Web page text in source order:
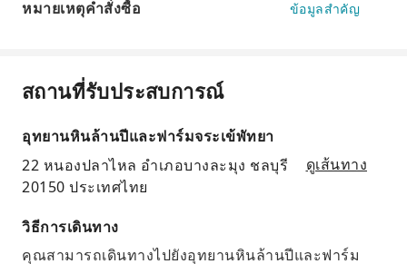
หมายเหตุคำสั่งซื้อ ข้อมูลสำคัญ
สถานที่รับประสบการณ์
อุทยานหินล้านปีและฟาร์มจระเข้พัทยา
22 หนองปลาไหล อำเภอบางละมุง ชลบุรี
20150 ประเทศไทย
ดูเส้นทาง
วิธีการเดินทาง
คุณสามารถเดินทางไปยังอุทยานหินล้านปีและฟาร์ม